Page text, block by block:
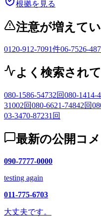
根拠を見る
注意が増えて
0120-912-7091件06-7526-
よく検索され
080-1586-54732回080-1414-
31002回080-6621-74842回
03-3470-87231 回
最新の公開コ
090-7777-0000
testing again
011-775-6703
大丈夫です。